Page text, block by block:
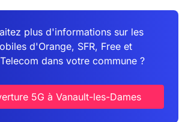
plus d'informations sur les
d'Orange, SFR, Free et
dans votre commune ?
5G à Vanault-les-Dames